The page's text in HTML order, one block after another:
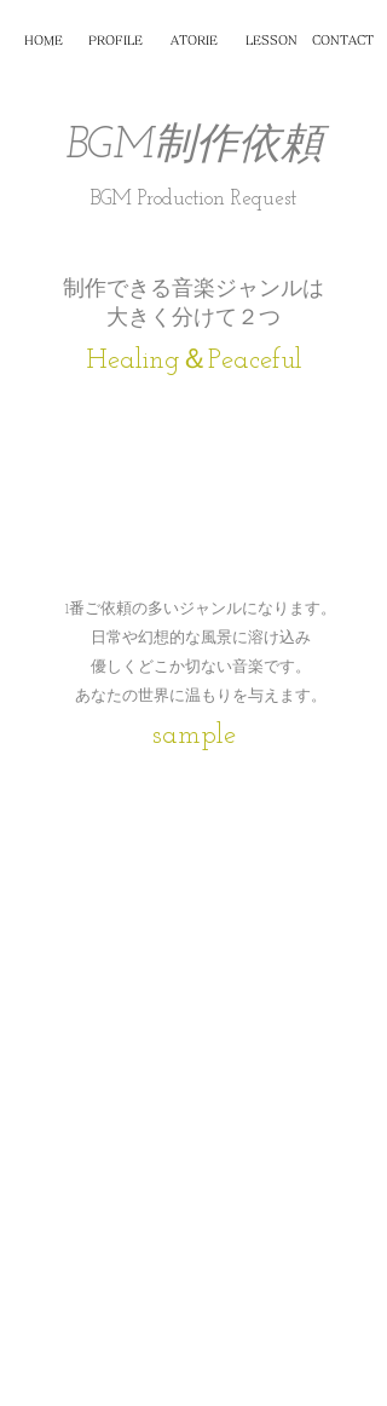
HOME PROFILE ATORIE LESSON CONTACT
BGM制作依頼
BGM Production Request
​制作できる音楽ジャンルは
大きく分けて２つ
Healing＆Peaceful
1番ご依頼の多いジャンルになります。
日常や幻想的な風景に溶け込み
優しくどこか切ない音楽です。
​あなたの世界に温もりを与えます。
sample